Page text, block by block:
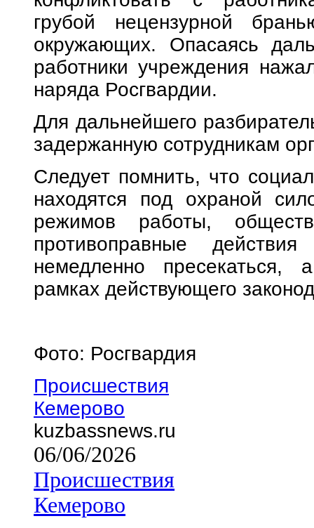
грубой нецензурной
окружающих. Опасаясь
работники учреждения
наряда Росгвардии.
Для дальнейшего
задержанную сотрудникам
Следует помнить, что
находятся под охраной
режимов работы,
противоправные
немедленно
рамках действующего
Фото: Росгвардия
Происшествия
Кемерово
kuzbassnews.ru
06/06/2026
Происшествия
Кемерово